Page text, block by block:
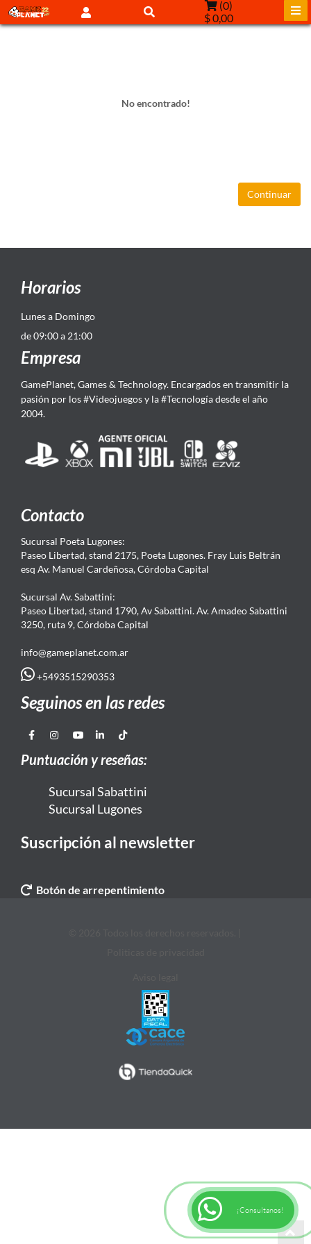
(0)
$ 0,00
No encontrado!
Continuar
Horarios
Lunes a Domingo
de 09:00 a 21:00
Empresa
GamePlanet, Games & Technology. Encargados en transmitir la
pasión por los #Videojuegos y la #Tecnología desde el año
2004.
Contacto
Sucursal Poeta Lugones:
Paseo Libertad, stand 2175, Poeta Lugones. Fray Luis Beltrán
esq Av. Manuel Cardeñosa, Córdoba Capital
Sucursal Av. Sabattini:
Paseo Libertad, stand 1790, Av Sabattini. Av. Amadeo Sabattini
3250, ruta 9, Córdoba Capital
info@gameplanet.com.ar
+5493515290353
Seguinos en las redes
Puntuación y reseñas:
Sucursal Sabattini
Sucursal Lugones
Suscripción al newsletter
Botón de arrepentimiento
¡Consultanos!